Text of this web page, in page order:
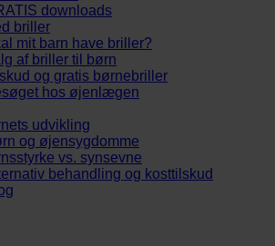
downloads
briller
mit barn have briller?
af briller til børn
og gratis børnebriller
hos øjenlægen
udvikling
og øjensygdomme
vs. synsevne
behandling og kosttilskud